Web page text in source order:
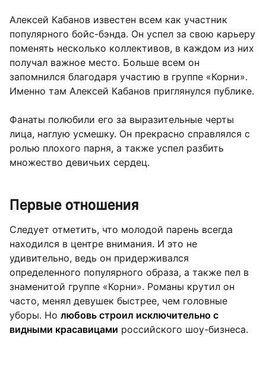
Алексей Кабанов известен всем как участник
популярного бойс-бэнда. Он успел за свою карьеру
поменять несколько коллективов, в каждом из них
получал важное место. Больше всем он
запомнился благодаря участию в группе «Корни».
Именно там Алексей Кабанов приглянулся публике.
Фанаты полюбили его за выразительные черты
лица, наглую усмешку. Он прекрасно справлялся с
ролью плохого парня, а также успел разбить
множество девичьих сердец.
Первые отношения
Следует отметить, что молодой парень всегда
находился в центре внимания. И это не
удивительно, ведь он придерживался
определенного популярного образа, а также пел в
знаменитой группе «Корни». Романы крутил он
часто, менял девушек быстрее, чем головные
уборы. Но любовь строил исключительно с
видными красавицами российского шоу-бизнеса.